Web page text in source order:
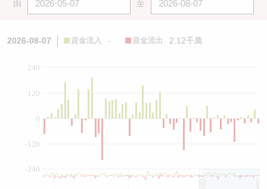
由 至
2026-08-07 資金流入 - 資金流出 2.12千萬
0
-240
-120
120
240